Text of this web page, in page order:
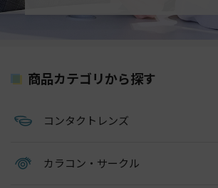
商品カテゴリから探す
コンタクトレンズ
カラコン・サークル